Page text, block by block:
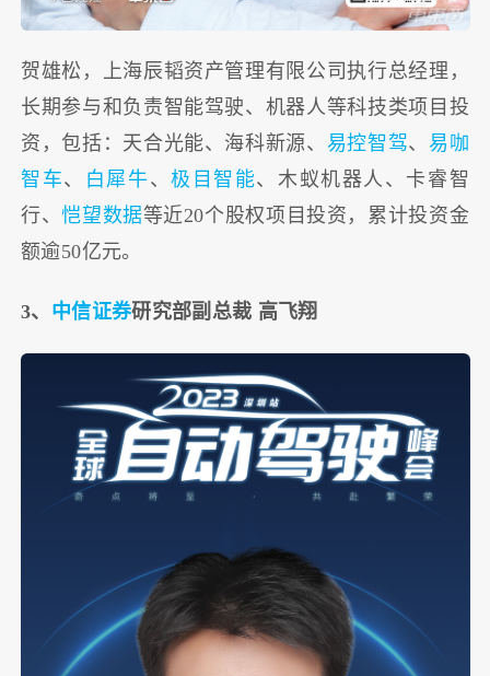
贺雄松，上海辰韬资产管理有限公司执行总经理，
长期参与和负责智能驾驶、机器人等科技类项目投
资，包括：天合光能、海科新源、 易控智驾、 易咖
智车、 白犀牛 、极目智能、木蚁机器人、卡睿智
行、恺望数据等近20个股权项目投资，累计投资金
额逾50亿元。
3、 中信证券研究部副总裁 高飞翔